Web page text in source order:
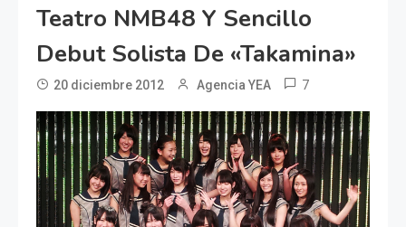
Teatro NMB48 Y Sencillo
Debut Solista De «Takamina»
20 diciembre 2012 Agencia YEA 7